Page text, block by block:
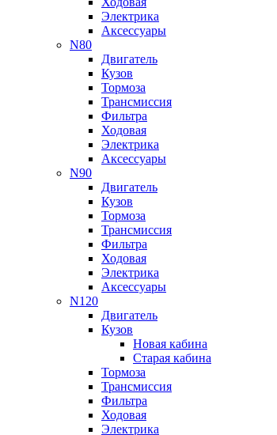
Электрика
Аксессуары
N80
Двигатель
Кузов
Тормоза
Трансмиссия
Фильтра
Ходовая
Электрика
Аксессуары
N90
Двигатель
Кузов
Тормоза
Трансмиссия
Фильтра
Ходовая
Электрика
Аксессуары
N120
Двигатель
Кузов
Новая кабина
Старая кабина
Тормоза
Трансмиссия
Фильтра
Ходовая
Электрика